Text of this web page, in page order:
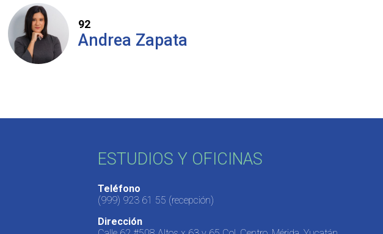
92
Andrea Zapata
ESTUDIOS Y OFICINAS
Teléfono
(999) 923 61 55 (recepción)
Dirección